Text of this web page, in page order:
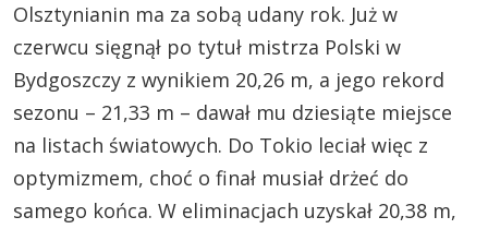
Olsztynianin ma za sobą udany rok. Już w
czerwcu sięgnął po tytuł mistrza Polski w
Bydgoszczy z wynikiem 20,26 m, a jego rekord
sezonu – 21,33 m – dawał mu dziesiąte miejsce
na listach światowych. Do Tokio leciał więc z
optymizmem, choć o finał musiał drżeć do
samego końca. W eliminacjach uzyskał 20,38 m,